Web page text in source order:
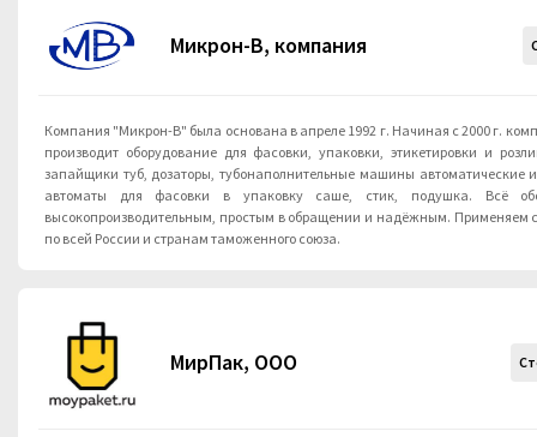
Микрон-В, компания
Компания "Микрон-В" была основана в апреле 1992 г. Начиная с 2000 г.
производит оборудование для фасовки, упаковки, этикетировки и
запайщики туб, дозаторы, тубонаполнительные машины автоматические
автоматы для фасовки в упаковку саше, стик, подушка. Всё
высокопроизводительным, простым в обращении и надёжным. Применяем свои
по всей России и странам таможенного союза.
МирПак, ООО